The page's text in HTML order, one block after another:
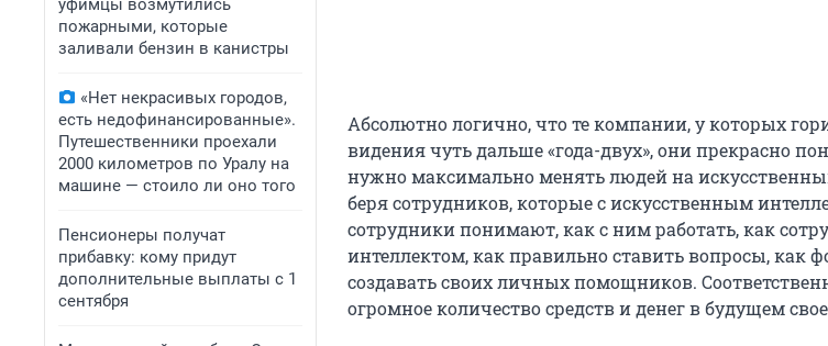
уфимцы возмутились
пожарными, которые
заливали бензин в канистры
«Нет некрасивых городов,
есть недофинансированные».
Путешественники проехали
2000 километров по Уралу на
машине — стоило ли оно того
Пенсионеры получат
прибавку: кому придут
дополнительные выплаты с 1
сентября
Абсолютно логично, что те компании, у которых
видения чуть дальше «года-двух», они прекрасно
нужно максимально менять людей на
беря сотрудников, которые с искусственным
сотрудники понимают, как с ним работать, как
интеллектом, как правильно ставить вопросы, как
создавать своих личных помощников.
огромное количество средств и денег в будущем